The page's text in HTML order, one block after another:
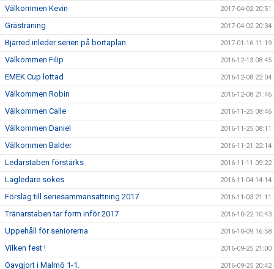
Välkommen Kevin 2017-04-02 20:51
Grästräning 2017-04-02 20:34
Bjärred inleder serien på bortaplan 2017-01-16 11:19
Välkommen Filip 2016-12-13 08:45
EMEK Cup lottad 2016-12-08 22:04
Välkommen Robin 2016-12-08 21:46
Välkommen Calle 2016-11-25 08:46
Välkommen Daniel 2016-11-25 08:11
Välkommen Balder 2016-11-21 22:14
Ledarstaben förstärks 2016-11-11 09:22
Lagledare sökes 2016-11-04 14:14
Förslag till seriesammansättning 2017 2016-11-03 21:11
Tränarstaben tar form inför 2017 2016-10-22 10:43
Uppehåll för seniorerna 2016-10-09 16:58
Vilken fest ! 2016-09-25 21:00
Oavgjort i Malmö 1-1. 2016-09-25 20:42